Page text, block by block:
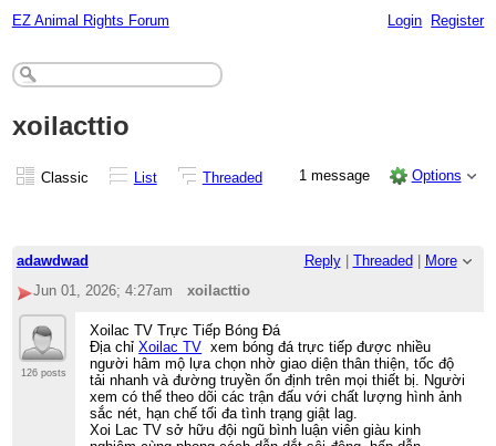
EZ Animal Rights Forum Login Register
xoilacttio
Classic List Threaded 1 message Options
adawdwad Reply| Threaded
More
Jun 01, 2026; 4:27am
xoilacttio
126 posts
Xoilac TV Trực Tiếp Bóng Đá
Địa chỉXoilac TV xem bóng đá trực tiếp được nhiều
người hâm mộ lựa chọn nhờ giao diện thân thiện, tốc độ
tải nhanh và đường truyền ổn định trên mọi thiết bị. Người
xem có thể theo dõi các trận đấu với chất lượng hình ảnh
sắc nét, hạn chế tối đa tình trạng giật lag.
Xoi Lac TV sở hữu đội ngũ bình luận viên giàu kinh